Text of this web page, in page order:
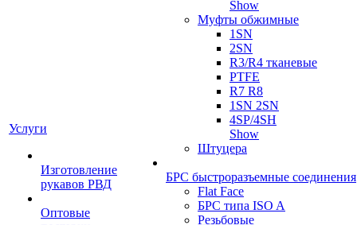
Услуги
Изготовление
рукавов РВД
Оптовые
Show
Муфты обжимные
1SN
2SN
R3/R4 тканевые
PTFE
R7 R8
1SN 2SN
4SP/4SH
Show
Штуцера
БРС быстроразъемные соединения
Flat Face
БРС типа ISO A
Резьбовые